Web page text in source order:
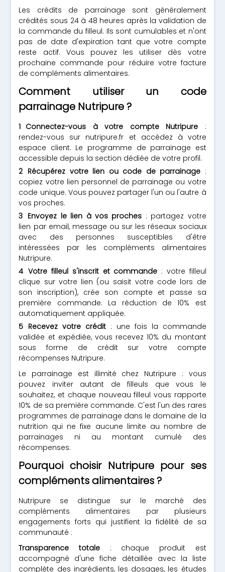
Les crédits de parrainage sont généralement
crédités sous 24 à 48 heures après la validation de
la commande du filleul. Ils sont cumulables et n'ont
pas de date d'expiration tant que votre compte
reste actif. Vous pouvez les utiliser dès votre
prochaine commande pour réduire votre facture
de compléments alimentaires.
Comment utiliser un code
parrainage Nutripure ?
Connectez-vous à votre compte Nutripure :
rendez-vous sur nutripure.fr et accédez à votre
espace client. Le programme de parrainage est
accessible depuis la section dédiée de votre profil.
Récupérez votre lien ou code de parrainage :
copiez votre lien personnel de parrainage ou votre
code unique. Vous pouvez partager l'un ou l'autre à
vos proches.
Envoyez le lien à vos proches : partagez votre
lien par email, message ou sur les réseaux sociaux
avec des personnes susceptibles d'être
intéressées par les compléments alimentaires
Nutripure.
Votre filleul s'inscrit et commande : votre filleul
clique sur votre lien (ou saisit votre code lors de
son inscription), crée son compte et passe sa
première commande. La réduction de 10% est
automatiquement appliquée.
Recevez votre crédit : une fois la commande
validée et expédiée, vous recevez 10% du montant
sous forme de crédit sur votre compte
récompenses Nutripure.
Le parrainage est illimité chez Nutripure : vous
pouvez inviter autant de filleuls que vous le
souhaitez, et chaque nouveau filleul vous rapporte
10% de sa première commande. C'est l'un des rares
programmes de parrainage dans le domaine de la
nutrition qui ne fixe aucune limite au nombre de
parrainages ni au montant cumulé des
récompenses.
Pourquoi choisir Nutripure pour ses
compléments alimentaires ?
Nutripure se distingue sur le marché des
compléments alimentaires par plusieurs
engagements forts qui justifient la fidélité de sa
communauté :
Transparence totale : chaque produit est
accompagné d'une fiche détaillée avec la liste
complète des ingrédients, les dosages, les études